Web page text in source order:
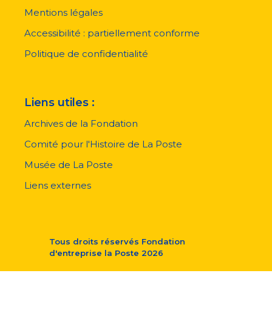
pied
page
Mentions légales
Accessibilité : partiellement conforme
Politique de confidentialité
Liens utiles :
Archives de la Fondation
Comité pour l'Histoire de La Poste
Musée de La Poste
Liens externes
Tous droits réservés Fondation
d'entreprise la Poste 2026